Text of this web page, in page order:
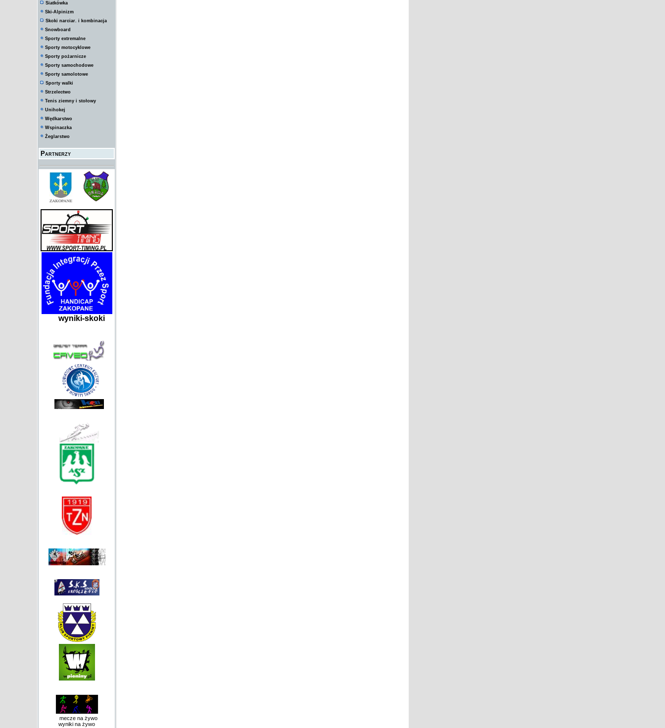
Siatkówka
Ski-Alpinizm
Skoki narciar. i kombinacja
Snowboard
Sporty extremalne
Sporty motocyklowe
Sporty pożarnicze
Sporty samochodowe
Sporty samolotowe
Sporty walki
Strzelectwo
Tenis ziemny i stołowy
Unihokej
Wędkarstwo
Wspinaczka
Żeglarstwo
Partnerzy
wyniki-skoki
mecze na żywo
wyniki na żywo